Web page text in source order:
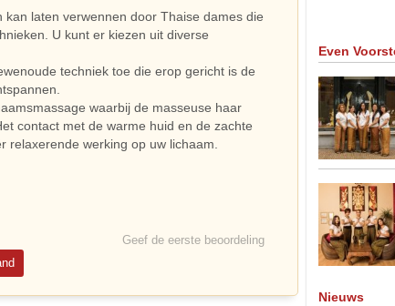
laten verwennen door Thaise dames die
U kunt er kiezen uit diverse
techniek toe die erop gericht is de
waarbij de masseuse haar
contact met de warme huid en de zachte
relaxerende werking op uw lichaam.
Geef de eerste beoordeling
Even
Nieuws